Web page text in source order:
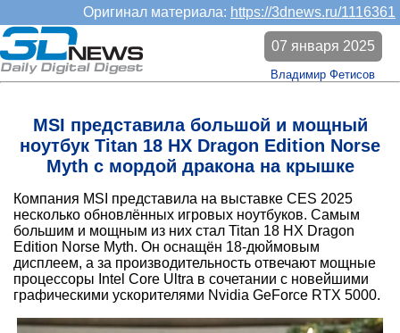
Оригинал материала: https://3dnews.ru/1116361
MSI представила большой и мощный
ноутбук Titan 18 HX Dragon Edition Norse
Myth с мордой дракона на крышке
07 января 2025
Владимир Фетисов
Компания MSI представила на выставке CES 2025
несколько обновлённых игровых ноутбуков. Самым
большим и мощным из них стал Titan 18 HX Dragon
Edition Norse Myth. Он оснащён 18-дюймовым
дисплеем, а за производительность отвечают мощные
процессоры Intel Core Ultra в сочетании с новейшими
графическими ускорителями Nvidia GeForce RTX 5000.